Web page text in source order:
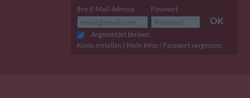
Ihre E-Mail-Adresse Passwort
OK
Angemeldet bleiben
Konto erstellen | Mehr Infos | Passwort vergessen